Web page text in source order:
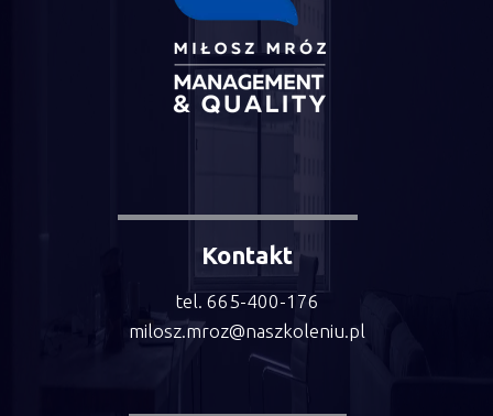
Kontakt
tel. 665-400-176
milosz.mroz@naszkoleniu.pl